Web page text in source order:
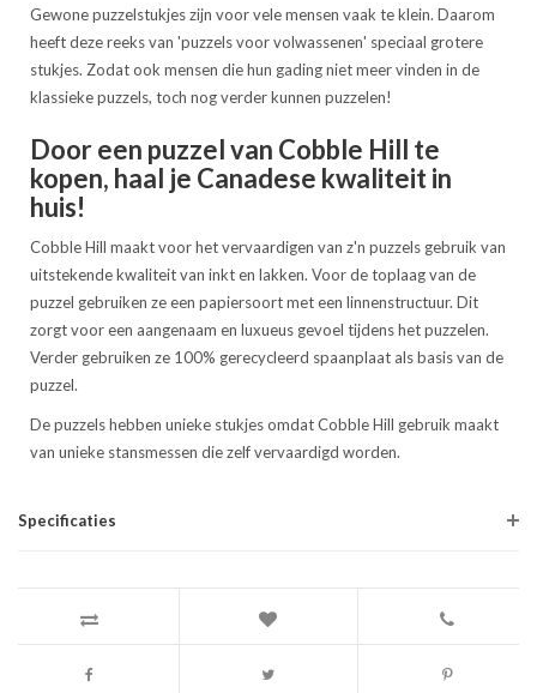
Gewone puzzelstukjes zijn voor vele mensen vaak te klein. Daarom
heeft deze reeks van 'puzzels voor volwassenen' speciaal grotere
stukjes. Zodat ook mensen die hun gading niet meer vinden in de
klassieke puzzels, toch nog verder kunnen puzzelen!
Door een puzzel van Cobble Hill te
kopen, haal je Canadese kwaliteit in
huis!
Cobble Hill maakt voor het vervaardigen van z'n puzzels gebruik van
uitstekende kwaliteit van inkt en lakken. Voor de toplaag van de
puzzel gebruiken ze een papiersoort met een linnenstructuur. Dit
zorgt voor een aangenaam en luxueus gevoel tijdens het puzzelen.
Verder gebruiken ze 100% gerecycleerd spaanplaat als basis van de
puzzel.
De puzzels hebben unieke stukjes omdat Cobble Hill gebruik maakt
van unieke stansmessen die zelf vervaardigd worden.
Specificaties